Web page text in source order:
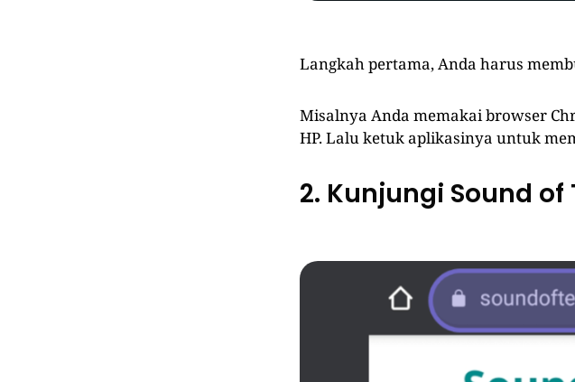
Langkah pertama, Anda harus
Misalnya Anda memakai browser
HP. Lalu ketuk aplikasinya untuk
2. Kunjungi Sound of